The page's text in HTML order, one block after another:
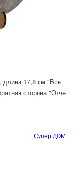
длина 17,8 см "Все
сторона "Отче
Супер ДОМ